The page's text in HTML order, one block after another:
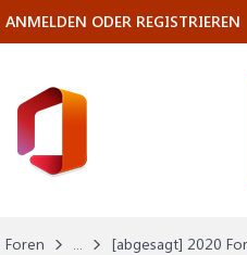
Foren ...
[abgesagt] 2020
ANMELDEN ODER REGISTRIEREN